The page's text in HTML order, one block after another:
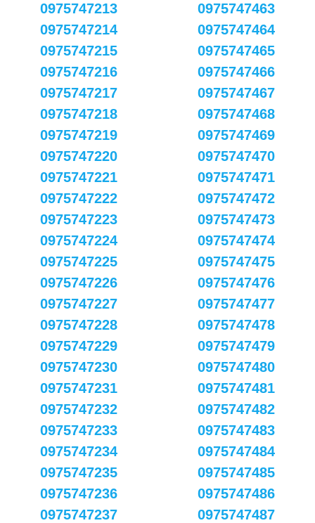
0975747213
0975747214
0975747215
0975747216
0975747217
0975747218
0975747219
0975747220
0975747221
0975747222
0975747223
0975747224
0975747225
0975747226
0975747227
0975747228
0975747229
0975747230
0975747231
0975747232
0975747233
0975747234
0975747235
0975747236
0975747237
0975747463
0975747464
0975747465
0975747466
0975747467
0975747468
0975747469
0975747470
0975747471
0975747472
0975747473
0975747474
0975747475
0975747476
0975747477
0975747478
0975747479
0975747480
0975747481
0975747482
0975747483
0975747484
0975747485
0975747486
0975747487